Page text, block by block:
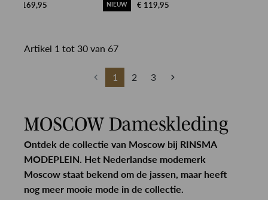
€ 169,95 NIEUW € 119,95
Artikel 1 tot 30 van 67
1 2 3
MOSCOW Dameskleding
Ontdek de collectie van Moscow bij RINSMA
MODEPLEIN. Het Nederlandse modemerk
Moscow staat bekend om de jassen, maar heeft
nog meer mooie mode in de collectie.